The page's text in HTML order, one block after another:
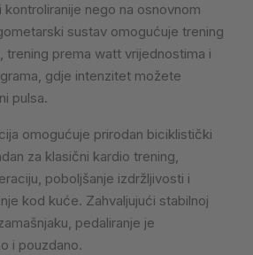
nego na osnovnom
sustav omogućuje trening
trening prema watt vrijednostima i
gdje intenzitet možete
pulsa.
omogućuje prirodan biciklistički
za klasični kardio trening,
poboljšanje izdržljivosti i
kod kuće. Zahvaljujući stabilnoj
pedaliranje je
i pouzdano.